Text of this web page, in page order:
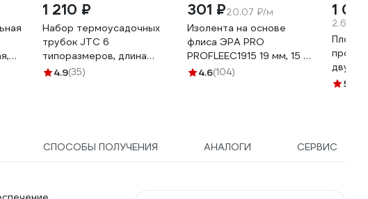
1 210 ₽
Набор термоусадочных
трубок JTC 6
типоразмеров, длина
100мм, 120шт в боксе
4.9(35)
301 ₽20.07 ₽/м
Изолента на основе
флиса ЭРА PRO
PROFLEEC1915 19 мм, 15 м,
0,3 мм, черная Б0057181
4.6(104)
1
2.63 ₽/
5
СПОСОБЫ ПОЛУЧЕНИЯ АНАЛОГИ СЕРВИС